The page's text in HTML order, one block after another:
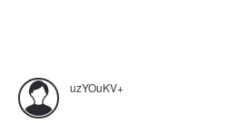
uzYOuKV+